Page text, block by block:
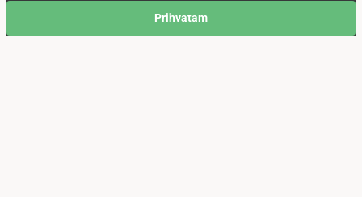
Prihvatam